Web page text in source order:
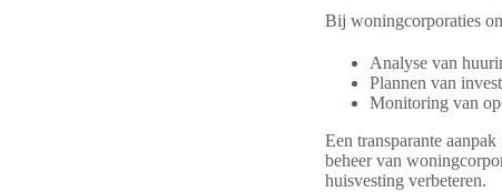
Bij woningcorporaties
Analyse van
Plannen van
Monitoring van
Een transparante
beheer van
huisvesting verbeteren.